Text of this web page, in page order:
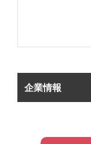
企業情報